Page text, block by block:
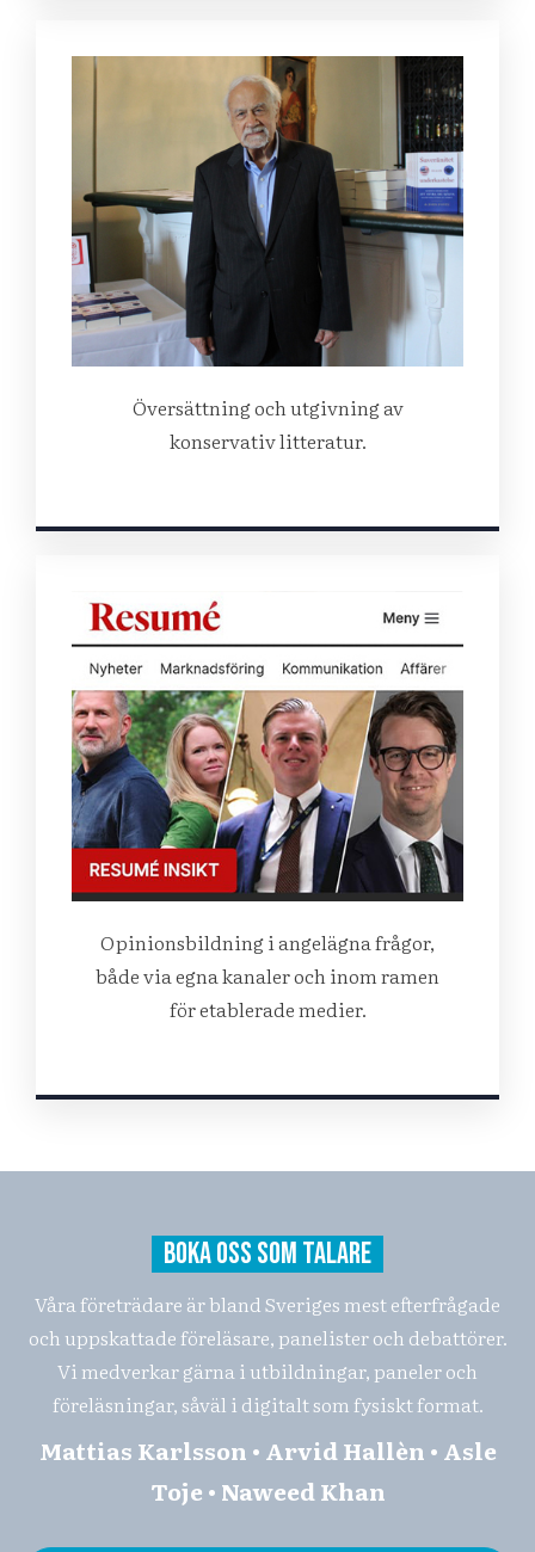
Översättning och utgivning av
konservativ litteratur.
Opinionsbildning i angelägna frågor,
både via egna kanaler och inom ramen
för etablerade medier.
BOKA OSS SOM TALARE
Våra företrädare är bland Sveriges mest efterfrågade
och uppskattade föreläsare, panelister och debattörer.
Vi medverkar gärna i utbildningar, paneler och
föreläsningar, såväl i digitalt som fysiskt format.
Mattias Karlsson • Arvid Hallèn • Asle
Toje • Naweed Khan